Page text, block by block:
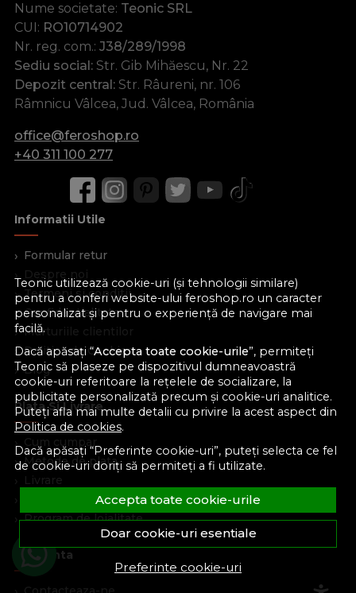
Teonic utilizează cookie-uri (și tehnologii similare)
pentru a conferi website-ului feroshop.ro un caracter
personalizat și pentru o experiență de navigare mai
facilă.
Dacă apăsați “Accepta toate cookie-urile”, permiteți
Teonic să plaseze pe dispozitivul dumneavoastră
cookie-uri referitoare la rețelele de socializare, la
publicitate personalizată precum și cookie-uri analitice.
Puteți afla mai multe detalii cu privire la acest aspect din
Politica de cookies.
Dacă apăsați “Preferinte cookie-uri”, puteți selecta ce fel
de cookie-uri doriți să permiteți a fi utilizate.
Accepta toate cookie-urile
Doar cookie-uri esentiale
Preferinte cookie-uri
Nume societate: Teonic SRL
CUI: RO10714902
Nr. reg. com.: J38/289/1998
Sediu social: Str. Gib Mihăescu, Nr. 22
Depozit central: Str. Râureni, nr. 106
Râmnicu Vâlcea, Jud. Vâlcea, România
office@feroshop.ro
+40 311 100 277
Informatii Utile
Formular retur
Despre noi
Termeni si conditii
Confidentialitate
Marturiile clientilor
Politica de Cookies
Blog
Plata Si Livrare
Cum cumpar
Metode de plata
Livrare
Politica de garantie si retururi
Program de loialitate
Asistenta